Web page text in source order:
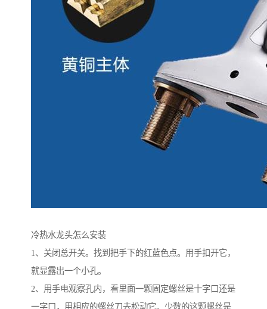
冷热水龙头怎么安装
1、关闭总开关。找到把手下的红蓝色点。用手扣开它，
就显露出一个小孔。
2、用手电观察孔内，看里面一颗固定螺丝是十字口还是
一字口，用相应的螺丝刀去松动它。少数的这颗螺丝是